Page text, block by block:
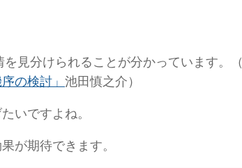
見分けられることが分かっています。（
の検討」 池田慎之介）
いですよね。
が期待できます。